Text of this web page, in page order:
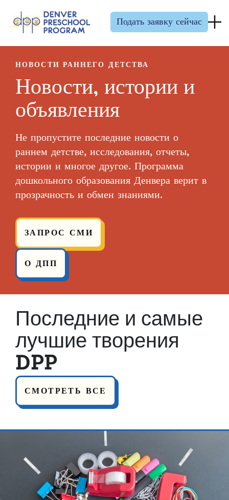
Подать заявку сейчас
НОВОСТИ РАННЕГО ДЕТСТВА
Новости, истории и
объявления
Не пропустите последние новости о
раннем детстве, исследования, отчеты,
истории и многое другое. Программа
дошкольного образования Денвера верит в
прозрачность и обмен знаниями.
ЗАПРОС СМИ
О ДПП
Последние и самые
лучшие творения
DPP
СМОТРЕТЬ ВСЕ